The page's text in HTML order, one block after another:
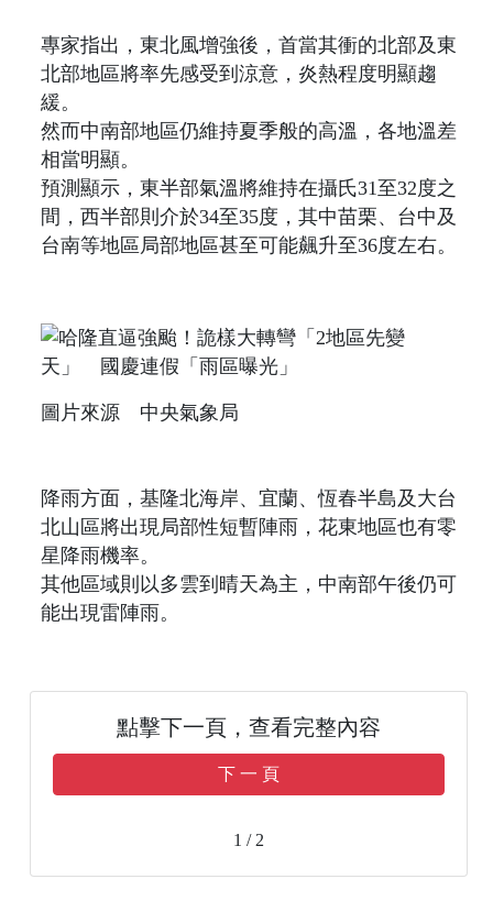
專家指出，東北風增強後，首當其衝的北部及東
北部地區將率先感受到涼意，炎熱程度明顯趨
緩。
然而中南部地區仍維持夏季般的高溫，各地溫差
相當明顯。
預測顯示，東半部氣溫將維持在攝氏31至32度之
間，西半部則介於34至35度，其中苗栗、台中及
台南等地區局部地區甚至可能飆升至36度左右。
圖片來源 中央氣象局
降雨方面，基隆北海岸、宜蘭、恆春半島及大台
北山區將出現局部性短暫陣雨，花東地區也有零
星降雨機率。
其他區域則以多雲到晴天為主，中南部午後仍可
能出現雷陣雨。
點擊下一頁，查看完整內容
下 一 頁
1 / 2